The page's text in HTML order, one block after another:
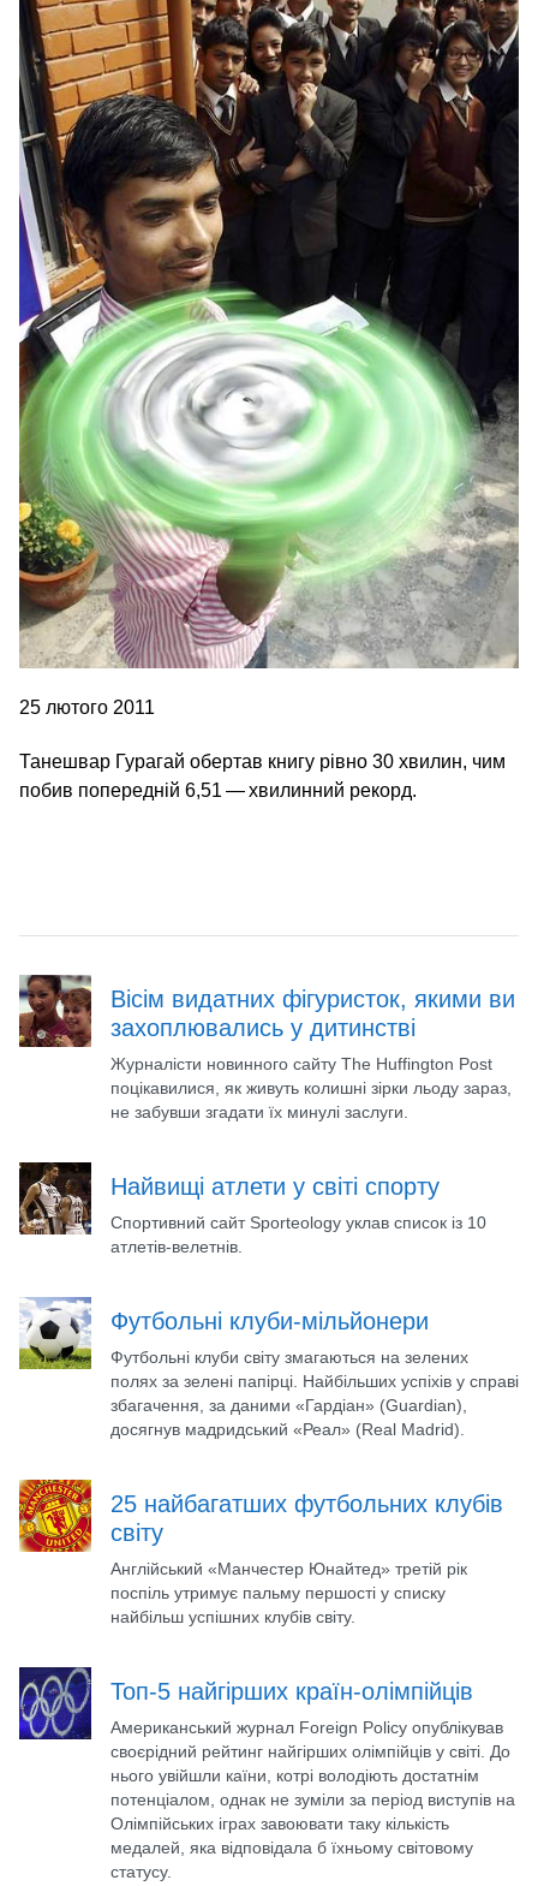
25 лютого 2011
Танешвар Гурагай обертав книгу рівно 30 хвилин, чим
побив попередній 6,51 — хвилинний рекорд.
Вісім видатних фігуристок, якими ви
захоплювались у дитинстві
Журналісти новинного сайту The Huffington Post
поцікавилися, як живуть колишні зірки льоду зараз,
не забувши згадати їх минулі заслуги.
Найвищі атлети у світі спорту
Спортивний сайт Sporteology уклав список із 10
атлетів-велетнів.
Футбольні клуби-мільйонери
Футбольні клуби світу змагаються на зелених
полях за зелені папірці. Найбільших успіхів у справі
збагачення, за даними «Гардіан» (Guardian),
досягнув мадридський «Реал» (Real Madrid).
25 найбагатших футбольних клубів
світу
Англійський «Манчестер Юнайтед» третій рік
поспіль утримує пальму першості у списку
найбільш успішних клубів світу.
Топ-5 найгірших країн-олімпійців
Американський журнал Foreign Policy опублікував
своєрідний рейтинг найгірших олімпійців у світі. До
нього увійшли каїни, котрі володіють достатнім
потенціалом, однак не зуміли за період виступів на
Олімпійських іграх завоювати таку кількість
медалей, яка відповідала б їхньому світовому
статусу.